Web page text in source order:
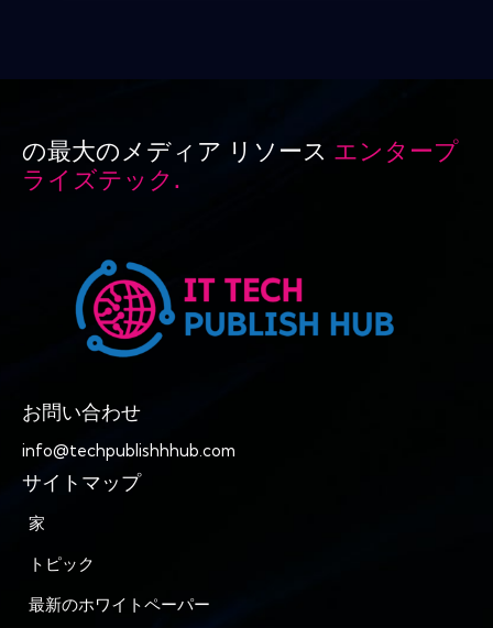
の最大のメディア リソース エンタープ
ライズテック.
お問い合わせ
info@techpublishhhub.com
サイトマップ
家
トピック
最新のホワイトペーパー